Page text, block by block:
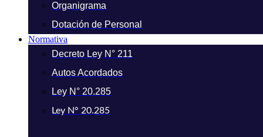
Organigrama
Dotación de Personal
Normativa
Decreto Ley N° 211
Autos Acordados
Ley N° 20.285
Ley N° 20.285